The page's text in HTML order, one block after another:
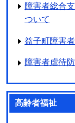
障害者総合
ついて
益子町障害
障害者虐待
高齢者福祉